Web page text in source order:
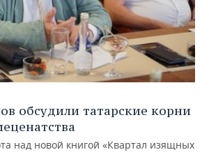
обсудили татарские корни
над новой книгой «Квартал изящных